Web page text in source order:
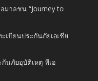
วลชน “Journey to
เบียนประกันภัยเอเชีย
นภัยอุบัติเหตุ พีเอ